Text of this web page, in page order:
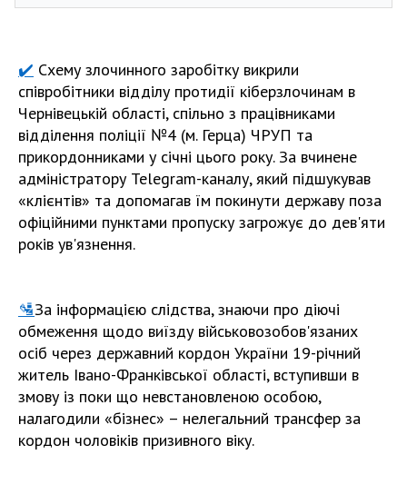
✔️ Схему злочинного заробітку викрили
співробітники відділу протидії кіберзлочинам в
Чернівецькій області, спільно з працівниками
відділення поліції №4 (м. Герца) ЧРУП та
прикордонниками у січні цього року. За вчинене
адміністратору Telegram-каналу, який підшукував
«клієнтів» та допомагав їм покинути державу поза
офіційними пунктами пропуску загрожує до дев'яти
років ув'язнення.
🛂За інформацією слідства, знаючи про діючі
обмеження щодо виїзду військовозобов'язаних
осіб через державний кордон України 19-річний
житель Івано-Франківської області, вступивши в
змову із поки що невстановленою особою,
налагодили «бізнес» – нелегальний трансфер за
кордон чоловіків призивного віку.